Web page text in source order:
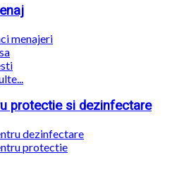
menajeri
protectie si dezinfectare
dezinfectare
protectie